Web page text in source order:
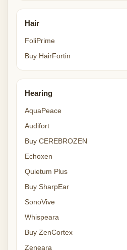
Hair
FoliPrime
Buy HairFortin
Hearing
AquaPeace
Audifort
Buy CEREBROZEN
Echoxen
Quietum Plus
Buy SharpEar
SonoVive
Whispeara
Buy ZenCortex
Zeneara